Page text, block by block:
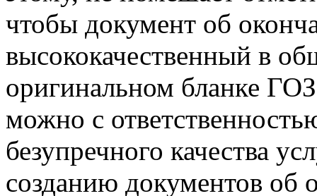
чтобы документ об
высококачественный в
оригинальном бланке
можно с
безупречного качества
созданию документов об